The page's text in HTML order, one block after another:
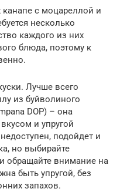
с моцареллой и
несколько
каждого из них
блюда, поэтому к
Лучше всего
из буйволиного
DOP) – она
и упругой
подойдет и
но выбирайте
обращайте внимание на
быть упругой, без
запахов.